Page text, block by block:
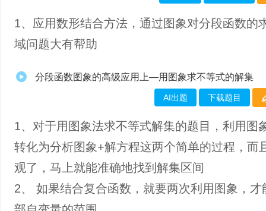
1、​应用数形结合方法，通过图象对分段函数的
域问题大有帮助
分段函数图象的高级应用上—用图象求不等式的解集
AI出题 下载题目
1、对于用图象法求不等式解集的题目，利用图
转化为分析图象+解方程这两个简单的过程，而
观了，马上就能准确地找到解集区间
2、 如果结合复合函数，就要两次利用图象，才